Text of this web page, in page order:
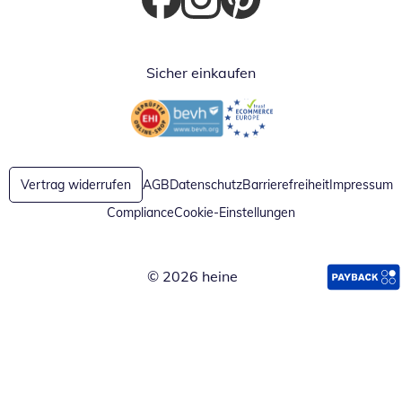
Öffnet in neuem Fenster
Öffnet in neuem Fenster
Öffnet in neuem Fenster
Sicher einkaufen
Öffnet in neuem FensterÖffnet in neuem Fenster
Vertrag widerrufen AGBDatenschutzBarrierefreiheitImpressum
ComplianceCookie-Einstellungen
© 2026 heine